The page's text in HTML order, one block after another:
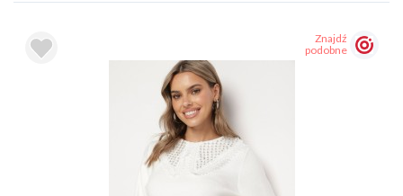
Znajdź
podobne